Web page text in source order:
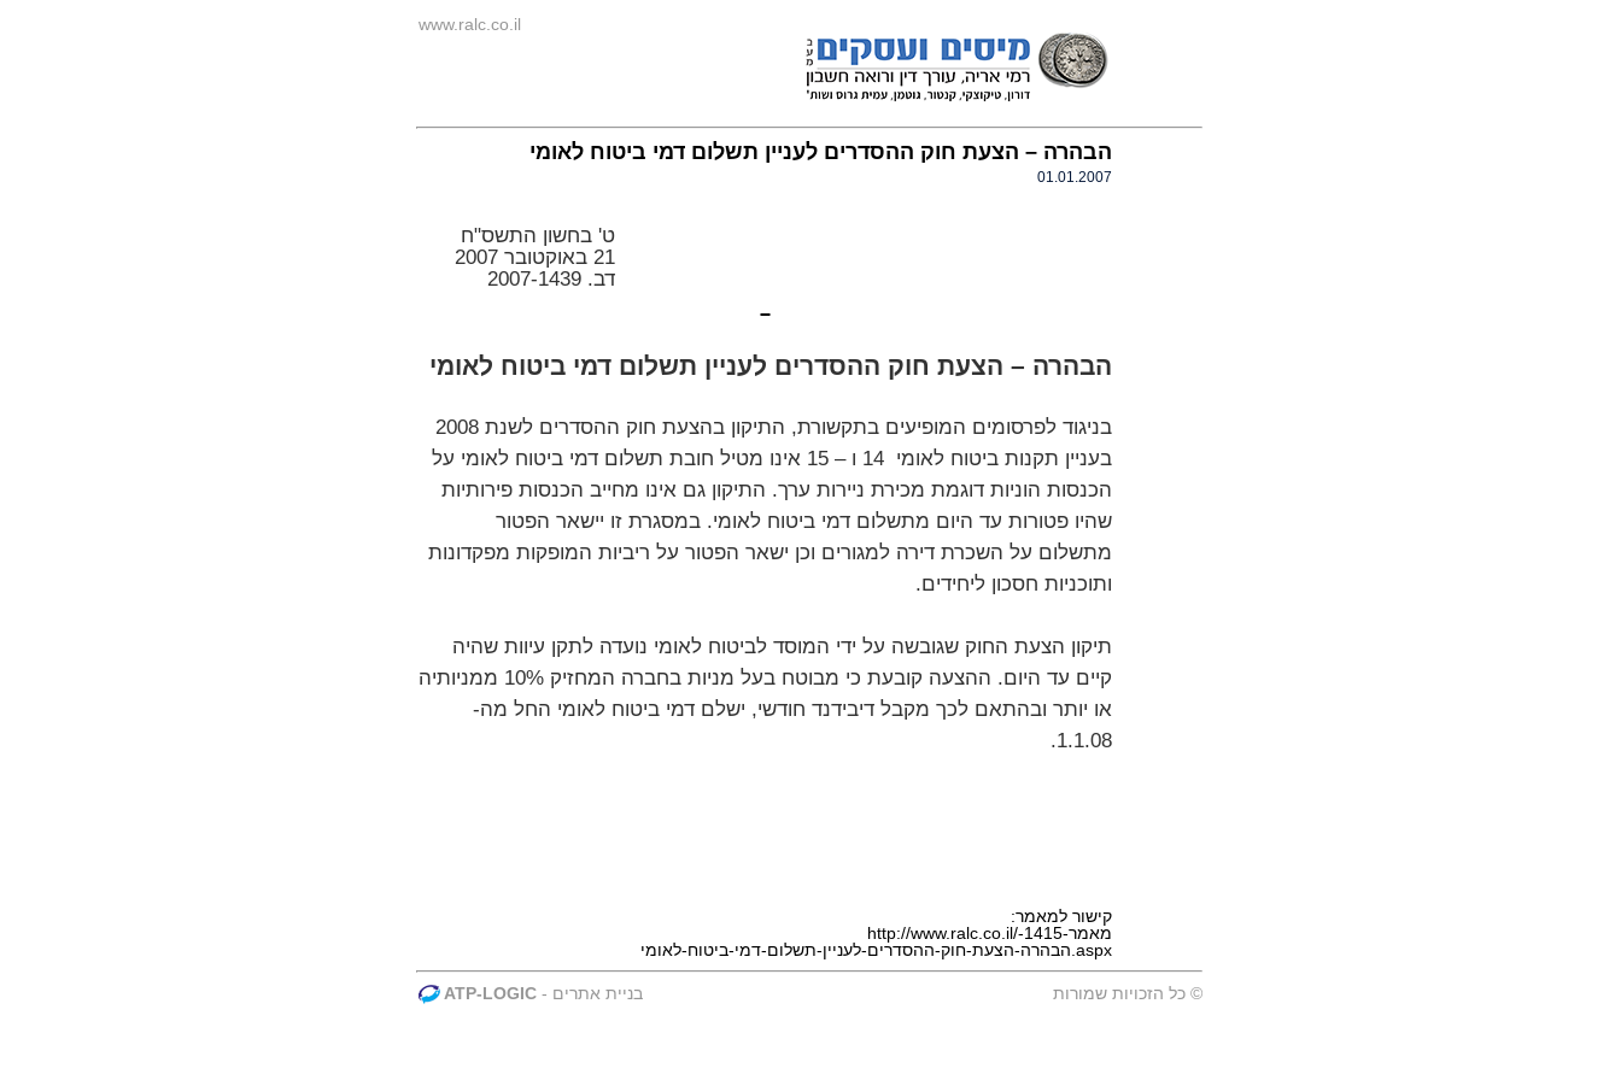
www.ralc.co.il
הבהרה – הצעת חוק ההסדרים לעניין תשלום דמי ביטוח לאומי
01.01.2007
ט' בחשון התשס"ח
21 באוקטובר 2007
דב. 2007-1439
הבהרה – הצעת חוק ההסדרים לעניין תשלום דמי ביטוח לאומי
בניגוד לפרסומים המופיעים בתקשורת, התיקון בהצעת חוק ההסדרים לשנת 2008
בעניין תקנות ביטוח לאומי
14 ו – 15 אינו מטיל חובת תשלום דמי ביטוח לאומי על
הכנסות הוניות דוגמת מכירת ניירות ערך. התיקון גם אינו מחייב הכנסות פירותיות
שהיו פטורות עד היום מתשלום דמי ביטוח לאומי. במסגרת זו יישאר הפטור
מתשלום על השכרת דירה למגורים וכן ישאר הפטור על ריביות המופקות מפקדונות
ותוכניות חסכון ליחידים.
תיקון הצעת החוק שגובשה על ידי המוסד לביטוח לאומי נועדה לתקן עיוות שהיה
קיים עד היום. ההצעה קובעת כי מבוטח בעל מניות בחברה המחזיק 10% ממניותיה
או יותר ובהתאם לכך מקבל דיבידנד חודשי, ישלם דמי ביטוח לאומי החל מה-
1.1.08.
קישור למאמר:
http://www.ralc.co.il/מאמר-1415-
הבהרה-הצעת-חוק-ההסדרים-לעניין-תשלום-דמי-ביטוח-לאומי.aspx
© כל הזכויות שמורות ATP-LOGIC - בניית אתרים